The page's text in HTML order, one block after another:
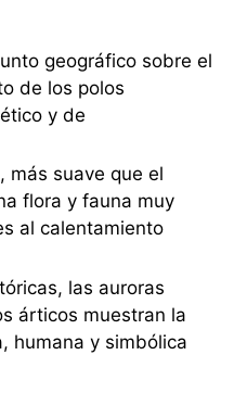
geográfico sobre el
de los polos
y de
más suave que el
flora y fauna muy
al calentamiento
las auroras
árticos muestran la
humana y simbólica